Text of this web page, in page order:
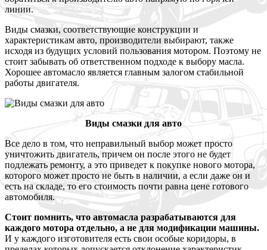
линии.
Виды смазки, соответствующие конструкции и
характеристикам авто, производители выбирают, также
исходя из будущих условий пользования мотором. Поэтому не
стоит забывать об ответственном подходе к выбору масла.
Хорошее автомасло является главным залогом стабильной
работы двигателя.
Виды смазки для авто
Все дело в том, что неправильный выбор может просто
уничтожить двигатель, причем он после этого не будет
подлежать ремонту, а это приведет к покупке нового мотора,
которого может просто не быть в наличии, а если даже он и
есть на складе, то его стоимость почти равна цене готового
автомобиля.
Стоит помнить, что автомасла разрабатываются для
каждого мотора отдельно, а не для модификации машины.
И у каждого изготовителя есть свои особые коридоры, в